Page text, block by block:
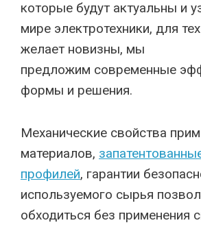
которые будут актуальны и
мире электротехники, для
желает новизны, мы
предложим современные
формы и решения.
Механические свойства
материалов,
профилей, гарантии
используемого сырья
обходиться без применения